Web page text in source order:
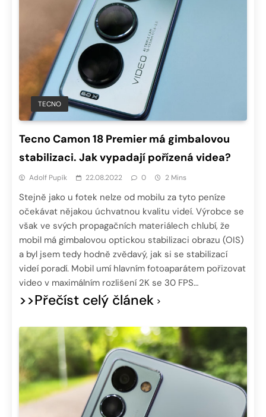
TECNO
Tecno Camon 18 Premier má gimbalovou
stabilizaci. Jak vypadají pořízená videa?
Adolf Pupík 22.08.2022 0 2 Mins
Stejně jako u fotek nelze od mobilu za tyto peníze
očekávat nějakou úchvatnou kvalitu videí. Výrobce se
však ve svých propagačních materiálech chlubí, že
mobil má gimbalovou optickou stabilizaci obrazu (OIS)
a byl jsem tedy hodně zvědavý, jak si se stabilizací
videí poradí. Mobil umí hlavním fotoaparátem pořizovat
video v maximálním rozlišení 2K se 30 FPS…
>>Přečíst celý článek